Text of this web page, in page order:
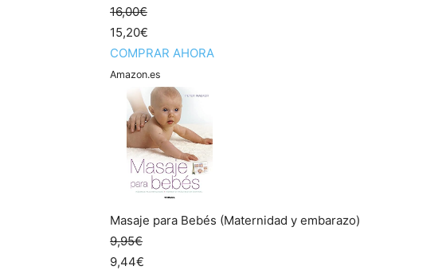
16,00€
15,20€
COMPRAR AHORA
Amazon.es
Masaje para Bebés (Maternidad y embarazo)
9,95€
9,44€